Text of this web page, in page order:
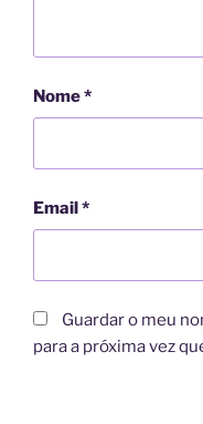
Nome*
Email*
Guardar o meu
para a próxima vez